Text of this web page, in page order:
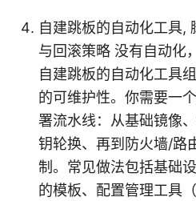
自建跳板的自动化工具,
与回滚策略 没有自动化
自建跳板的自动化工具
的可维护性。你需要一
署流水线：从基础镜像
钥轮换、再到防火墙/路
制。常见做法包括基础
的模板、配置管理工具